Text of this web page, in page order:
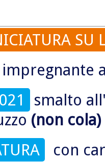
SU
impregnante
smalto
(non cola)
con